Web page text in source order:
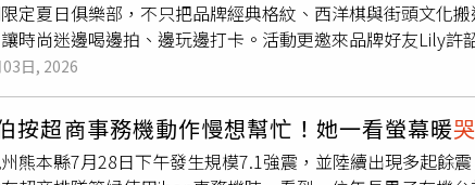
她溫柔的外表下，藏著一股隨時可能爆發的強大能量，因
森七菜幾乎完全化身為樹理惠，「她投入到讓人有點不敢
第一次踏進歌舞伎町廣場，怯生生地說出自己的名字時，
一刻，他甚至萌生如同父母般的情感，也更加確信，森七
最大的初衷，長久允表示，真正需要改變社會的是制度，
本看不見的人。「新聞報導往往只呈現事件的一部分，但
新理解「東橫KIDS」的起點，也延續自己一路以來關注社
起某一年父親節前夕原本心血來潮請老婆、兒子一起去買
讓郭子乾笑說：「我這個當父親的真的幫大家『付清』了
動往事，他提到當年父親為了湊齊自己與哥哥的學費，每
看到爸爸為了學費身兼數職、早出晚歸，才知道爸爸有多
記憶。
會出現的經典同學，許曦文則自曝學生時期女生很喜歡集
，其他人蹲在旁邊聊天。」畫面令人難以想像，殊不知，
訝表情，兩人解釋，通常是發生在廁所大排長龍的情況。
定夏日俱樂部，不只把品牌經典格紋、西洋棋與街頭文化
時尚迷邊喝邊拍、邊玩邊打卡。活動更邀來品牌好友Lily
親節計畫與私下生活，讓這場夏日派對話題一次拉滿。（
熊吊飾成最萌亮點Lily許韶恩這次以一身清新英倫學院風現
再配上經典格紋迷你蘇格蘭裙，完美展現青春感。肩上的
成為整體造型焦點，也呼應近年最夯的包包吊飾風潮。（
分享自己最喜歡《火影忍者》中的角色「李洛克（小李）
日, 2026
按超商事務機動作慢想幫忙！她一看螢幕暖哭
熊本縣7月28日下午發生規模7.1強震，並陸續出現多起餘